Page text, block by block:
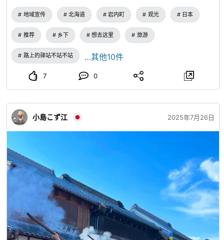
及之后的图片。
地域宣传 北海道 岩内町 观光 日本
推荐 乡下 想去这里 旅游
路上的驿站不站不站 …其他10件
7 0
小島こず江 2025年7月26日